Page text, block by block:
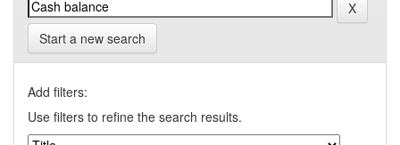
Start a new search
Add filters:
Use filters to refine the search results.